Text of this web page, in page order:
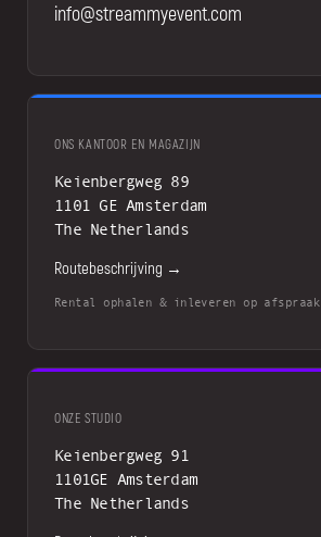
info@streammyevent.com
ONS KANTOOR EN MAGAZIJN
Keienbergweg 89
1101 GE Amsterdam
The Netherlands
Routebeschrijving →
Rental ophalen & inleveren op afspraak
ONZE STUDIO
Keienbergweg 91
1101GE Amsterdam
The Netherlands